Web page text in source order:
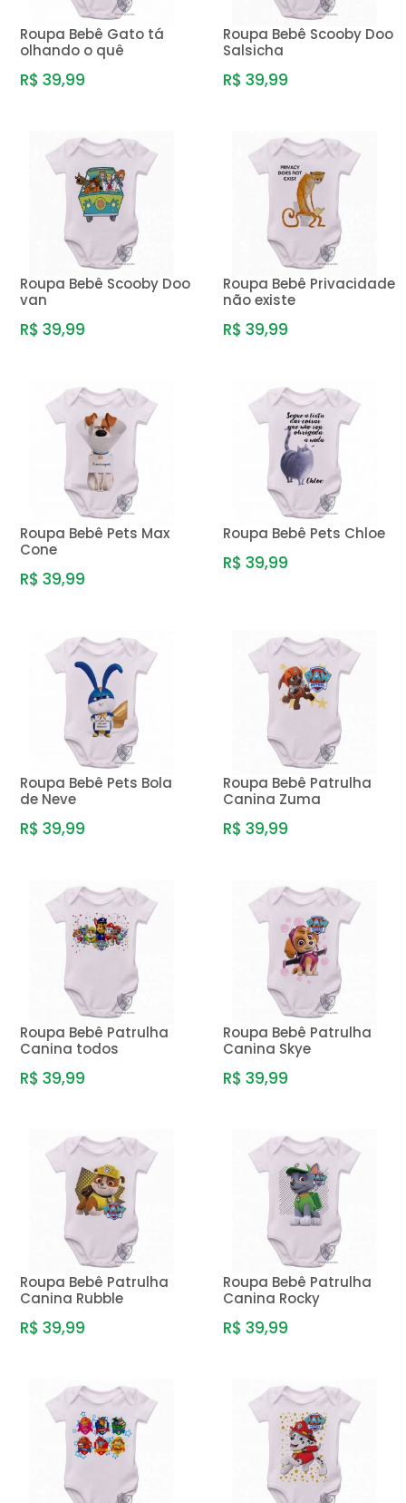
Roupa Bebê Gato tá
olhando o quê
R$ 39,99
Roupa Bebê Scooby Doo
Salsicha
R$ 39,99
Roupa Bebê Scooby Doo
van
R$ 39,99
Roupa Bebê Privacidade
não existe
R$ 39,99
Roupa Bebê Pets Max
Cone
R$ 39,99
Roupa Bebê Pets Chloe
R$ 39,99
Roupa Bebê Pets Bola
de Neve
R$ 39,99
Roupa Bebê Patrulha
Canina Zuma
R$ 39,99
Roupa Bebê Patrulha
Canina todos
R$ 39,99
Roupa Bebê Patrulha
Canina Skye
R$ 39,99
Roupa Bebê Patrulha
Canina Rubble
R$ 39,99
Roupa Bebê Patrulha
Canina Rocky
R$ 39,99